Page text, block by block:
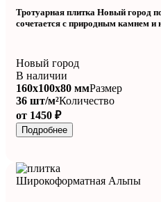
Тротуарная плитка Новый город
сочетается с природным камнем и
Новый город
В наличии
160x100x80 ммРазмер
36 шт/м²Количество
от 1450 ₽
Подробнее
Широкоформатная Альпы